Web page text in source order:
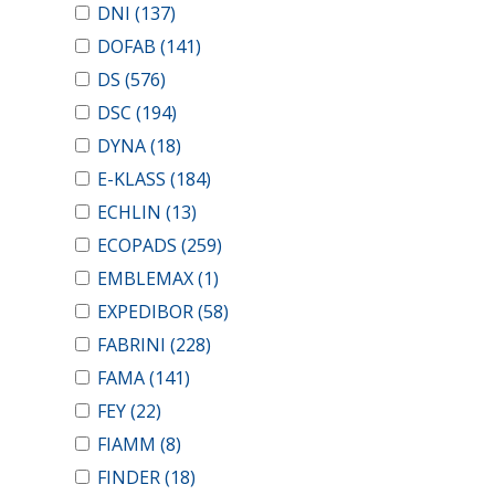
DNI (137)
DOFAB (141)
DS (576)
DSC (194)
DYNA(18)
E-KLASS (184)
ECHLIN (13)
ECOPADS (259)
EMBLEMAX(1)
EXPEDIBOR(58)
FABRINI (228)
FAMA(141)
FEY(22)
FIAMM (8)
FINDER(18)